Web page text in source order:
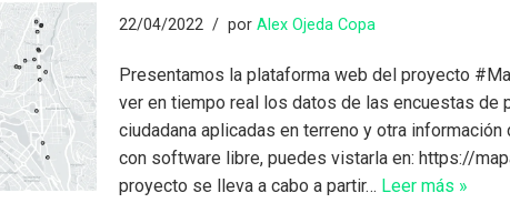
22/04/2022 porAlex Ojeda Copa
Presentamos la plataforma web del proyecto
ver en tiempo real los datos de las encuestas de
ciudadana aplicadas en terreno y otra
con software libre, puedes vistarla en: https://
proyecto se lleva a cabo a partir… Leer más »